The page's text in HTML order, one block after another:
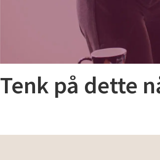
Tenk på dette